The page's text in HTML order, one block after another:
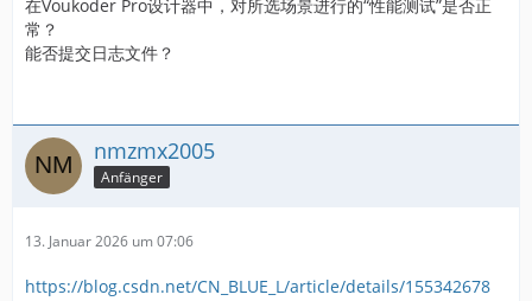
在Voukoder Pro设计器中，对所选场景进行的“性能测试”是否正
常？
能否提交日志文件？
nmzmx2005
Anfänger
13. Januar 2026 um 07:06
https://blog.csdn.net/CN_BLUE_L/article/details/155342678